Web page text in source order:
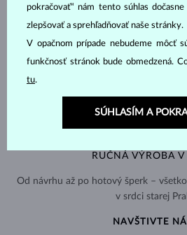
RUČNÁ VÝROBA V
Od návrhu až po hotový šperk –
v srdci starej
NAVŠTIVTE
pokračovať“ nám tento súhlas
zlepšovať a sprehľadňovať naše stránky.
V opačnom prípade nebudeme môcť
funkčnosť stránok bude obmedzená.
tu.
SÚHLASÍM A